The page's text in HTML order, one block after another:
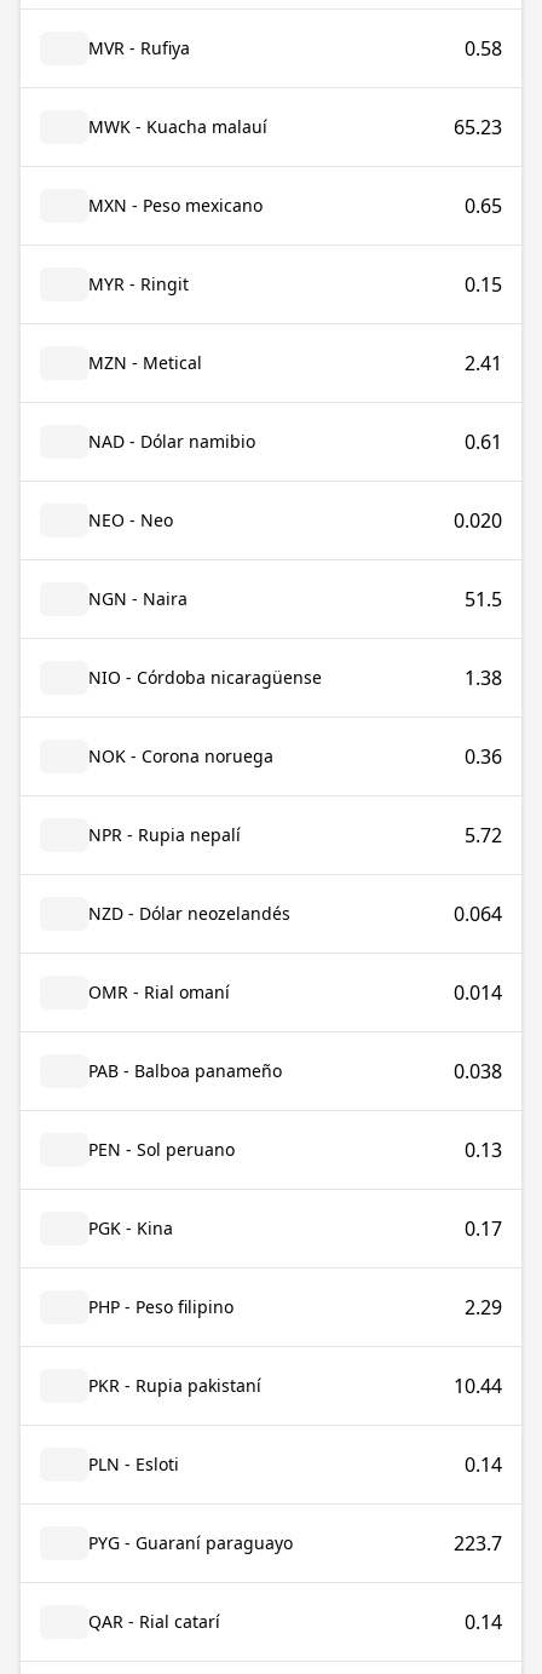
MVR - Rufiya 0.58
MWK - Kuacha malauí 65.23
MXN - Peso mexicano 0.65
MYR - Ringit 0.15
MZN - Metical 2.41
NAD - Dólar namibio 0.61
NEO - Neo 0.020
NGN - Naira 51.5
NIO - Córdoba nicaragüense 1.38
NOK - Corona noruega 0.36
NPR - Rupia nepalí 5.72
NZD - Dólar neozelandés 0.064
OMR - Rial omaní 0.014
PAB - Balboa panameño 0.038
PEN - Sol peruano 0.13
PGK - Kina 0.17
PHP - Peso filipino 2.29
PKR - Rupia pakistaní 10.44
PLN - Esloti 0.14
PYG - Guaraní paraguayo 223.7
QAR - Rial catarí 0.14